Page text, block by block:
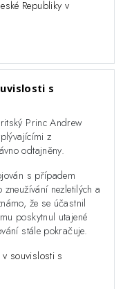
Republiky v
s
Princ Andrew
z
odtajněny.
s případem
nezletilých a
že se účastnil
poskytnul utajené
stále pokračuje.
v souvislosti s